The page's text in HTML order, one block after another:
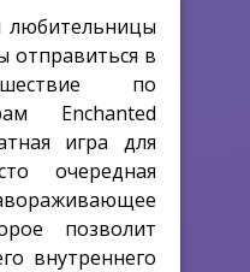
отправиться в
по
Enchanted
игра для
очередная
позволит
внутреннего